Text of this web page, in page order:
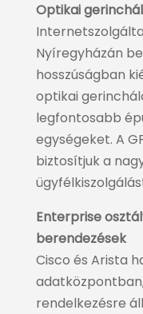
Optikai
Nyíregyházán
hosszúságban
optikai
legfontosabb
egységeket. A
biztosítjuk a
Enterprise
berendezések
Cisco és Arista
rendelkezésre